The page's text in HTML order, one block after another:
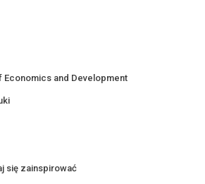
Economics and Development
się zainspirować